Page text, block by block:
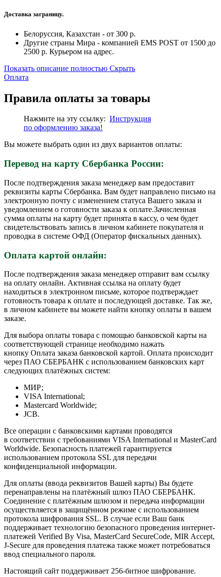
Доставка заграницу.
Белоруссия, Казахстан - от 300 р.
Другие страны Мира - компанией EMS POST от 1500 до
2500 р. Курьером на адрес.
Показать описание полностью Скрыть
Оплата
Правила оплаты за товары
Нажмите на эту ссылку: Инструкция
по оформлению заказа!
Вы можете выбрать один из двух вариантов оплаты:
Перевод на карту Сбербанка России:
После подтверждения заказа менеджер вам предоставит
реквизиты карты Сбербанка. Вам будет направлено письмо на
электронную почту с изменением статуса Вашего заказа и
уведомлением о готовности заказа к оплате.Зачисленная
сумма оплаты на карту будет принята в кассу, о чем будет
свидетельствовать запись в личном кабинете покупателя и
проводка в системе ОФД (Оператор фискальных данных).
Оплата картой онлайн:
После подтверждения заказа менеджер отправит вам ссылку
на оплату онлайн. Активная ссылка на оплату будет
находиться в электронном письме, которое подтверждает
готовность товара к оплате и последующей доставке. Так же,
в личном кабинете вы можете найти кнопку оплаты в вашем
заказе.
Для выбора оплаты товара с помощью банковской карты на
соответствующей странице необходимо нажать
кнопку Оплата заказа банковской картой. Оплата происходит
через ПАО СБЕРБАНК с использованием банковских карт
следующих платёжных систем:
МИР;
VISA International;
Mastercard Worldwide;
JCB.
Все операции с банковскими картами проводятся
в соответствии с требованиями VISA International и MasterCard
Worldwide. Безопасность платежей гарантируется
использованием протокола SSL для передачи
конфиденциальной информации.
Для оплаты (ввода реквизитов Вашей карты) Вы будете
перенаправлены на платёжный шлюз ПАО СБЕРБАНК.
Соединение с платёжным шлюзом и передача информации
осуществляется в защищённом режиме с использованием
протокола шифрования SSL. В случае если Ваш банк
поддерживает технологию безопасного проведения интернет-
платежей Verified By Visa, MasterCard SecureCode, MIR Accept,
J-Secure для проведения платежа также может потребоваться
ввод специального пароля.
Настоящий сайт поддерживает 256-битное шифрование.